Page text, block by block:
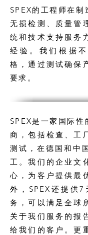
SPEX的工程师在制
无损检测、质量管
统和技术支持服务
经验。我们根据
格，通过测试确保
要求。
SPEX是一家国际性
商，包括检查、工
测试，在德国和中
工。我们的企业文
心，为客户提供最
外，SPEX还提供
务，可以满足全球
关于我们服务的报
给我们的客户。更